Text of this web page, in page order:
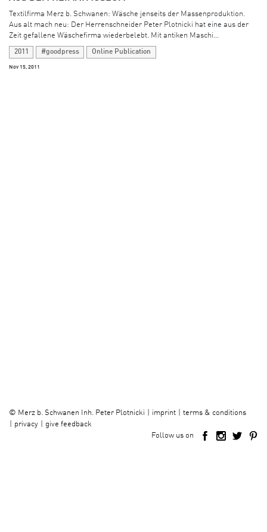
Textilfirma Merz b. Schwanen: Wäsche jenseits der Massenproduktion. ​
Aus alt mach neu: Der Herrenschneider Peter Plotnicki hat eine aus der
Zeit gefallene Wäschefirma wiederbelebt. Mit antiken Maschi...
2011 #goodpress Online Publication
Nov 15, 2011
© Merz b. Schwanen Inh. Peter Plotnicki imprint
terms & conditions
privacy
give feedback
Follow us on